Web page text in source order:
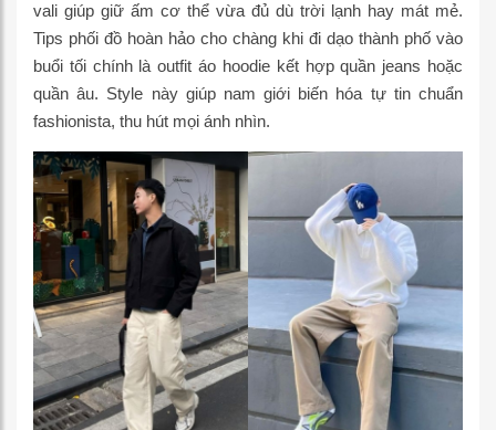
vali giúp giữ ấm cơ thể vừa đủ dù trời lạnh hay mát mẻ.
Tips phối đồ hoàn hảo cho chàng khi đi dạo thành phố vào
buổi tối chính là outfit áo hoodie kết hợp quần jeans hoặc
quần âu. Style này giúp nam giới biến hóa tự tin chuẩn
fashionista, thu hút mọi ánh nhìn.